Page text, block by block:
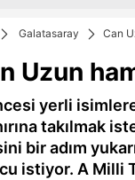
Galatasaray Can
Uzun
yerli
takılmak
bir adım
istiyor. A Milli